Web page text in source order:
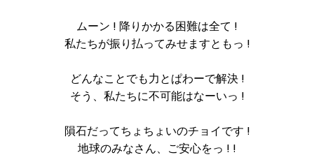
ムーン ! 降りかかる困難は全て !
私たちが振り払ってみせますともっ !
どんなことでも力とぱわーで解決 !
そう、私たちに不可能はなーいっ !
隕石だってちょちょいのチョイです !
地球のみなさん、ご安心をっ ! !